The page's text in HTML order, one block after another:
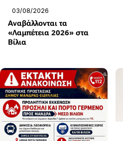
03/08/2026
Αναβάλλονται τα
«Λαμπέτεια 2026» στα
Βίλια